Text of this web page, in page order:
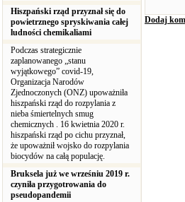
Hiszpański rząd przyznał się do
powietrznego spryskiwania całej
ludności chemikaliami
Podczas strategicznie
zaplanowanego „stanu
wyjątkowego” covid-19,
Organizacja Narodów
Zjednoczonych (ONZ) upoważniła
hiszpański rząd do rozpylania z
nieba śmiertelnych smug
chemicznych . 16 kwietnia 2020 r.
hiszpański rząd po cichu przyznał,
że upoważnił wojsko do rozpylania
biocydów na całą populację.
Bruksela już we wrześniu 2019 r.
czyniła przygotrowania do
pseudopandemii
Dodaj